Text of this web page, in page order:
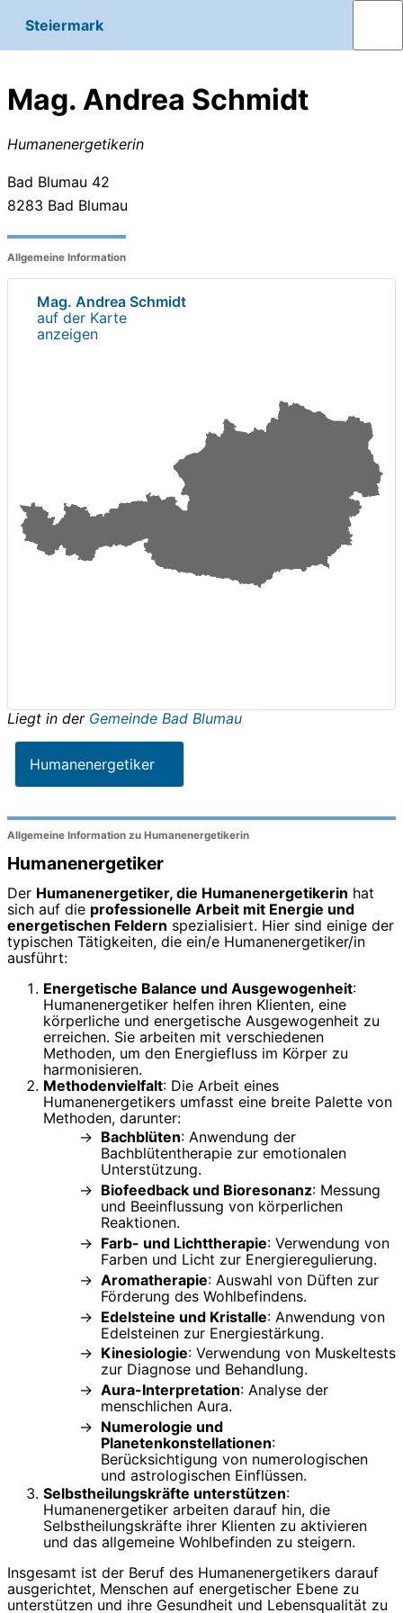
Steiermark
Mag. Andrea Schmidt
Humanenergetikerin
Bad Blumau 42
8283 Bad Blumau
Allgemeine Information
Mag. Andrea Schmidt
auf der Karte
anzeigen
Liegt in der Gemeinde Bad Blumau
Humanenergetiker
Allgemeine Information zu Humanenergetikerin
Humanenergetiker
Der Humanenergetiker, die Humanenergetikerin hat
sich auf die professionelle Arbeit mit Energie und
energetischen Feldern spezialisiert. Hier sind einige der
typischen Tätigkeiten, die ein/e Humanenergetiker/in
ausführt:
Energetische Balance und Ausgewogenheit:
Humanenergetiker helfen ihren Klienten, eine
körperliche und energetische Ausgewogenheit zu
erreichen. Sie arbeiten mit verschiedenen
Methoden, um den Energiefluss im Körper zu
harmonisieren.
Methodenvielfalt: Die Arbeit eines
Humanenergetikers umfasst eine breite Palette von
Methoden, darunter:
Bachblüten: Anwendung der
Bachblütentherapie zur emotionalen
Unterstützung.
Biofeedback und Bioresonanz: Messung
und Beeinflussung von körperlichen
Reaktionen.
Farb- und Lichttherapie: Verwendung von
Farben und Licht zur Energieregulierung.
Aromatherapie: Auswahl von Düften zur
Förderung des Wohlbefindens.
Edelsteine und Kristalle: Anwendung von
Edelsteinen zur Energiestärkung.
Kinesiologie: Verwendung von Muskeltests
zur Diagnose und Behandlung.
Aura-Interpretation: Analyse der
menschlichen Aura.
Numerologie und
Planetenkonstellationen:
Berücksichtigung von numerologischen
und astrologischen Einflüssen.
Selbstheilungskräfte unterstützen:
Humanenergetiker arbeiten darauf hin, die
Selbstheilungskräfte ihrer Klienten zu aktivieren
und das allgemeine Wohlbefinden zu steigern.
Insgesamt ist der Beruf des Humanenergetikers darauf
ausgerichtet, Menschen auf energetischer Ebene zu
unterstützen und ihre Gesundheit und Lebensqualität zu